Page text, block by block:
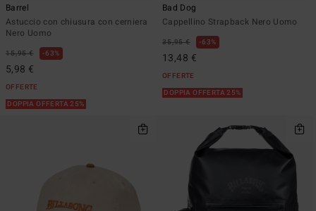
Barrel
Astuccio con chiusura con cerniera
Nero Uomo
15,95 € 63%
5,98 €
OFFERTE
DOPPIA OFFERTA 25%
Bad Dog
Cappellino Strapback Nero Uomo
35,95 € 63%
13,48 €
OFFERTE
DOPPIA OFFERTA 25%